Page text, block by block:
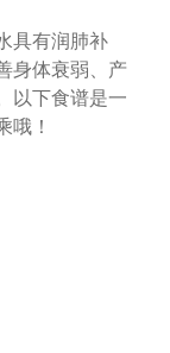
具有润肺补
身体衰弱、产
以下食谱是一
哦！